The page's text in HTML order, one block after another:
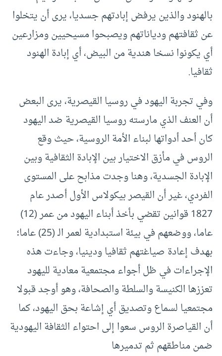
بالهنود والذين يرفض إبادتهم جسديا، يرى أن يتخلوا
عن ثقافتهم ودياناتهم ويصبحوا مسيحيين ومزارعين
أي يكونوا نسخا هندية من البيض، أي إبادة الهنود
ثقافيا.
وفي تجربة اليهود في روسيا القيصرية، يرى البعض
أن العنف الذي مارسته روسيا القيصرية ضد اليهود
كان أحد أدواتها لبناء الأمة الروسية، حيث وقع
الروس في مأزق الاختيار بين الإبادة الثقافية وبين
الإبادة الجسدية، وهنا وجدت مذابح على المستوى
الفردي، غير أن القيصر بيكولاس الأول أصدر عام
1827 قوانين تقضي بأخذ أبناء اليهود من عمر (12)
عاما، ووضعهم في بيئة استبدادية لعمر الـ (25) عاما؛
بهدف إعادة صياغتهم ثقافيا ودينيا، وجاءت هذه
الإجراءات في ظل أجواء مجتمعية معادية لليهود
تعززها الكنيسة والسلطة والصحافة، وهو أوجد قبولا
مجتمعيا لسماع وتصديق أي إشاعة بحق اليهود، كما
أن القياصرة الروس سعوا إلى احتواء الثقافة اليهودية
ضمن مناطقهم ثم تدميرها